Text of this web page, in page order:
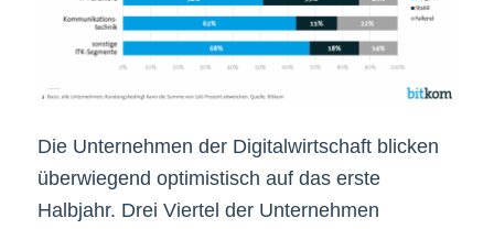
Die Unternehmen der Digitalwirtschaft blicken
überwiegend optimistisch auf das erste
Halbjahr. Drei Viertel der Unternehmen